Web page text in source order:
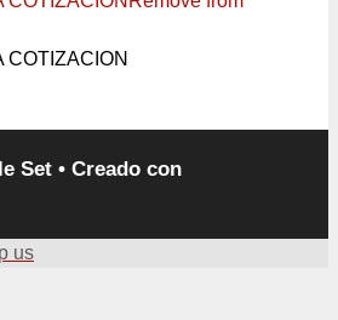
COTIZACION
Set • Creado con
us